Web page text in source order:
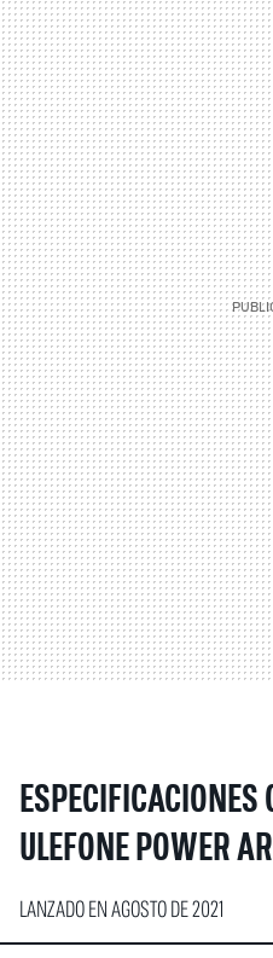
ESPECIFICACIONES
ULEFONE POWER
LANZADO EN AGOSTO DE 2021